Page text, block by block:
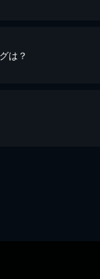
ジットカード決済によ
作品の購入 / レンタルは
は？